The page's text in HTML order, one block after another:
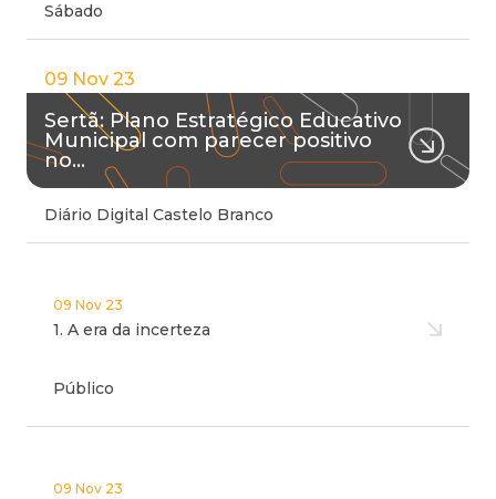
Sábado
09 Nov 23
Sertã: Plano Estratégico Educativo
Municipal com parecer positivo
no…
Diário Digital Castelo Branco
09 Nov 23
1. A era da incerteza
Público
09 Nov 23